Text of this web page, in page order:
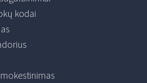
kodai